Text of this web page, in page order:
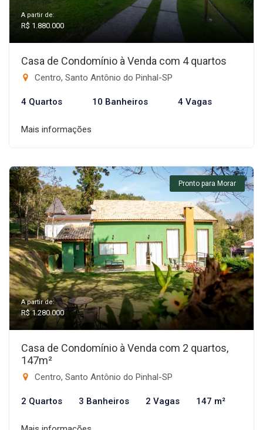
A partir de:
R$ 1.880.000
Casa de Condomínio à Venda com 4 quartos
Centro, Santo Antônio do Pinhal-SP
4 Quartos 10 Banheiros 4 Vagas
Mais informações
Pronto para Morar
A partir de:
R$ 1.280.000
Casa de Condomínio à Venda com 2 quartos,
147m²
Centro, Santo Antônio do Pinhal-SP
2 Quartos 3 Banheiros 2 Vagas 147 m²